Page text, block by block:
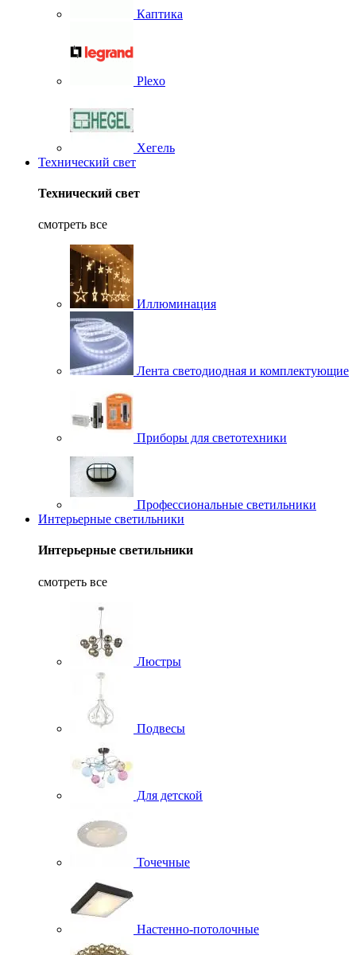
Каптика
Plexo
Хегель
Технический свет
Технический свет
смотреть все
Иллюминация
Лента светодиодная и комплектующие
Приборы для светотехники
Профессиональные светильники
Интерьерные светильники
Интерьерные светильники
смотреть все
Люстры
Подвесы
Для детской
Точечные
Настенно-потолочные